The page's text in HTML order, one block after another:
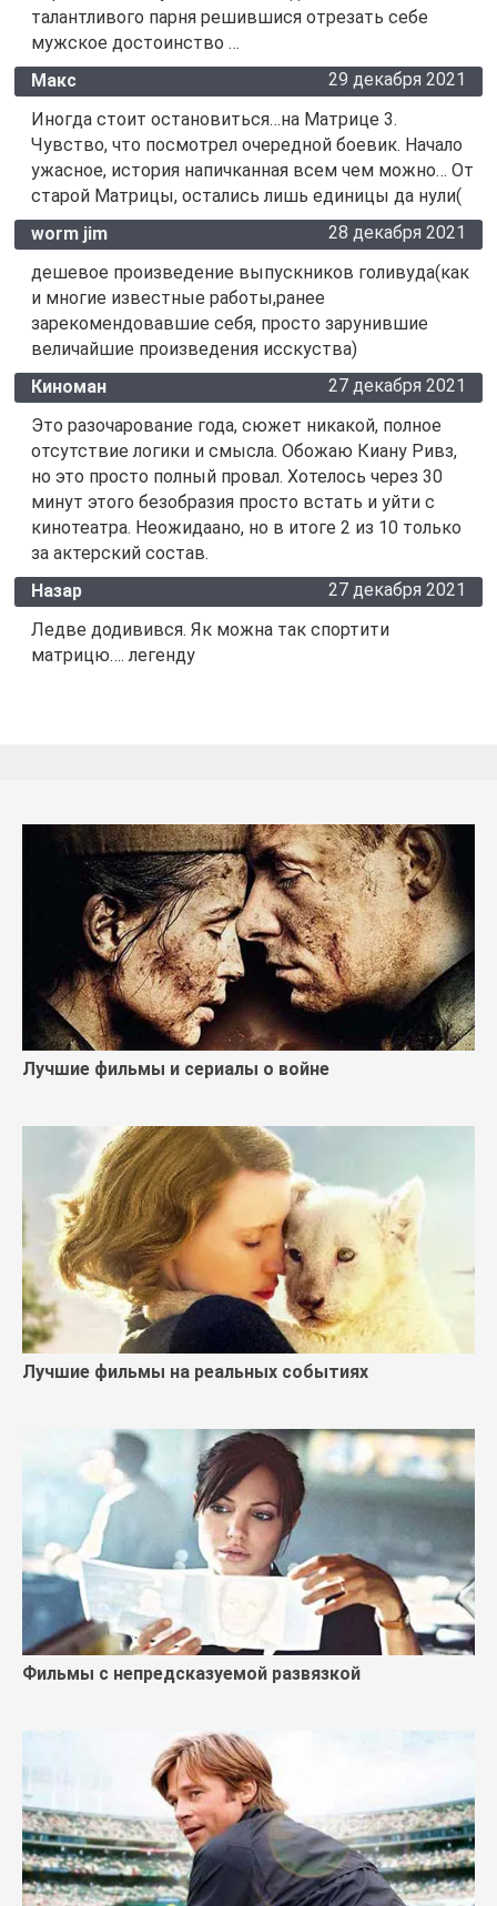
талантливого парня решившися отрезать себе
мужское достоинство …
Макс
29 декабря 2021
Иногда стоит остановиться…на Матрице 3.
Чувство, что посмотрел очередной боевик. Начало
ужасное, история напичканная всем чем можно… От
старой Матрицы, остались лишь единицы да нули(
worm jim
28 декабря 2021
дешевое произведение выпускников голивуда(как
и многие известные работы,ранее
зарекомендовавшие себя, просто зарунившие
величайшие произведения исскуства)
Киноман
27 декабря 2021
Это разочарование года, сюжет никакой, полное
отсутствие логики и смысла. Обожаю Киану Ривз,
но это просто полный провал. Хотелось через 30
минут этого безобразия просто встать и уйти с
кинотеатра. Неожидаано, но в итоге 2 из 10 только
за актерский состав.
Назар
27 декабря 2021
Ледве додивився. Як можна так спортити
матрицю…. легенду
Лучшие фильмы и сериалы о войне
Лучшие фильмы на реальных событиях
Фильмы с непредсказуемой развязкой